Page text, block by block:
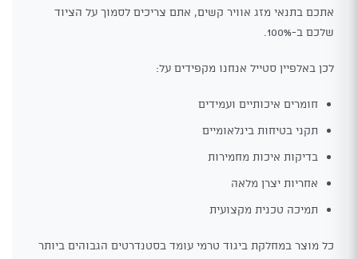
אתכם בתנאי מזג אוויר קשים, אתם צריכים לסמוך על הציוד
שלכם ב-100%.
לכן באלפיין סטייל אנחנו מקפידים על:
חומרים איכותיים ועמידים
תקני בטיחות בינלאומיים
בדיקות איכות מחמירות
אחריות יצרן מלאה
תמיכה טכנית מקצועית
כל מוצר במחלקת ביגוד טרמי עומד בסטנדרטים הגבוהים ביותר